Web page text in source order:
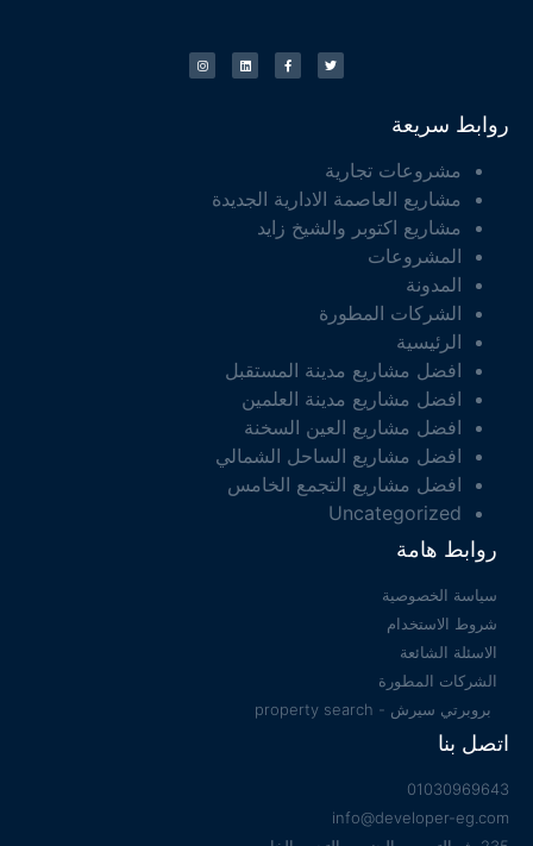
روابط سريعة
مشروعات تجارية
مشاريع العاصمة الادارية الجديدة
مشاريع اكتوبر والشيخ زايد
المشروعات
المدونة
الشركات المطورة
الرئيسية
افضل مشاريع مدينة المستقبل
افضل مشاريع مدينة العلمين
افضل مشاريع العين السخنة
افضل مشاريع الساحل الشمالي
افضل مشاريع التجمع الخامس
Uncategorized
روابط هامة
سياسة الخصوصية
شروط الاستخدام
الاسئلة الشائعة
الشركات المطورة
بروبرتي سيرش - property search
اتصل بنا
01030969643
info@developer-eg.com